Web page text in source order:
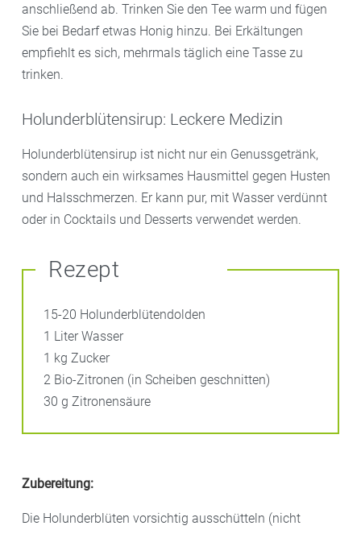
anschließend ab. Trinken Sie den Tee warm und fügen
Sie bei Bedarf etwas Honig hinzu. Bei Erkältungen
empfiehlt es sich, mehrmals täglich eine Tasse zu
trinken.
Holunderblütensirup: Leckere Medizin
Holunderblütensirup ist nicht nur ein Genussgetränk,
sondern auch ein wirksames Hausmittel gegen Husten
und Halsschmerzen. Er kann pur, mit Wasser verdünnt
oder in Cocktails und Desserts verwendet werden.
Rezept
15-20 Holunderblütendolden
1 Liter Wasser
1 kg Zucker
2 Bio-Zitronen (in Scheiben geschnitten)
30 g Zitronensäure
Zubereitung:
Die Holunderblüten vorsichtig ausschütteln (nicht